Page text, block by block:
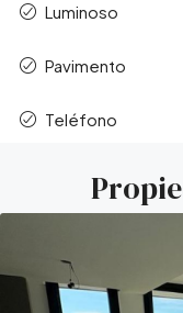
Luminoso
Pavimento
Teléfono